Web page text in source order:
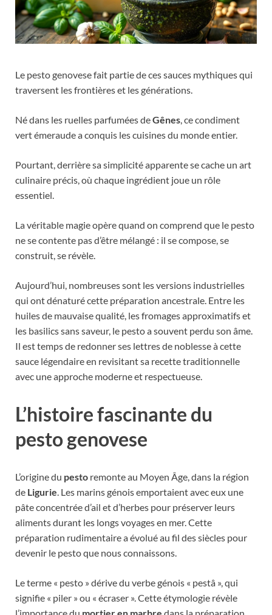
Le pesto genovese fait partie de ces sauces mythiques qui
traversent les frontières et les générations.
Né dans les ruelles parfumées deGênes, ce condiment
vert émeraude a conquis les cuisines du monde entier.
Pourtant, derrière sa simplicité apparente se cache un art
culinaire précis, où chaque ingrédient joue un rôle
essentiel.
La véritable magie opère quand on comprend que le pesto
ne se contente pas d’être mélangé : il se compose, se
construit, se révèle.
Aujourd’hui, nombreuses sont les versions industrielles
qui ont dénaturé cette préparation ancestrale. Entre les
huiles de mauvaise qualité, les fromages approximatifs et
les basilics sans saveur, le pesto a souvent perdu son âme.
Il est temps de redonner ses lettres de noblesse à cette
sauce légendaire en revisitant sa recette traditionnelle
avec une approche moderne et respectueuse.
L’histoire fascinante du
pesto genovese
L’origine du pesto remonte au Moyen Âge, dans la région
de Ligurie. Les marins génois emportaient avec eux une
pâte concentrée d’ail et d’herbes pour préserver leurs
aliments durant les longs voyages en mer. Cette
préparation rudimentaire a évolué au fil des siècles pour
devenir le pesto que nous connaissons.
Le terme « pesto » dérive du verbe génois « pestâ », qui
signifie « piler » ou « écraser ». Cette étymologie révèle